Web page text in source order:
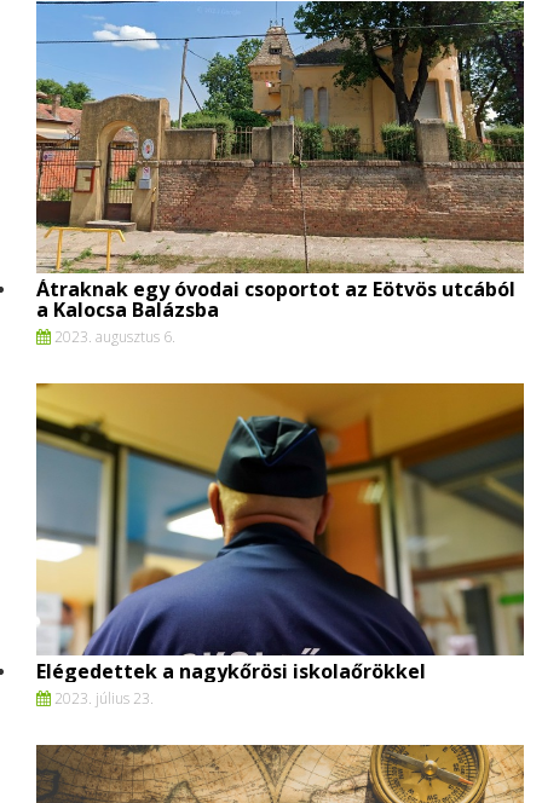
Átraknak egy óvodai csoportot az Eötvös utcából
a Kalocsa Balázsba
2023. augusztus 6.
Elégedettek a nagykőrösi iskolaőrökkel
2023. július 23.